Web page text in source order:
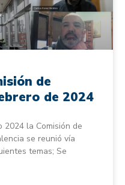
de
de 2024
2024 la Comisión de
se reunió vía
temas; Se